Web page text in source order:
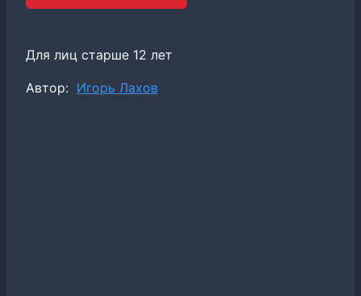
Для лиц старше 12 лет
Метки
Автор: Игорь Лахов